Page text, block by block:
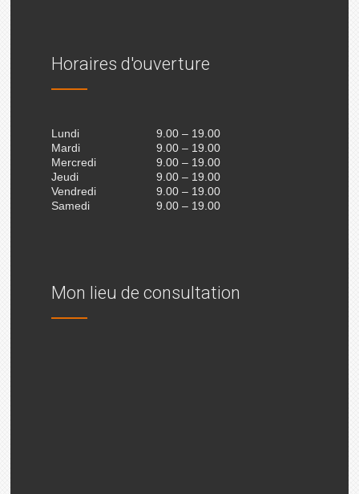
Horaires d'ouverture
Lundi
9.00 – 19.00
Mardi
9.00 – 19.00
Mercredi
9.00 – 19.00
Jeudi
9.00 – 19.00
Vendredi
9.00 – 19.00
Samedi
9.00 – 19.00
Mon lieu de consultation